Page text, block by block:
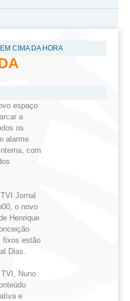
CIMA DA HORA
espaço
a
os
alarme
com
Jornal
o novo
Henrique
fixos estão
Dias.
Nuno
e